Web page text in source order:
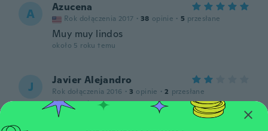
A Azucena
Rok dołączenia 2017 · 38 opinie · 5 przesłane
Muy muy lindos
około 5 roku temu
J Javier Alejandro
Rok dołączenia 2016 · 3 opinie · 2 przesłane
około 5 roku temu